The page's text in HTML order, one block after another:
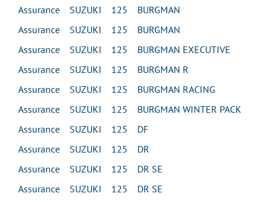
Assurance SUZUKI 125 BURGMAN
Assurance SUZUKI 125 BURGMAN
Assurance SUZUKI 125 BURGMAN EXECUTIVE
Assurance SUZUKI 125 BURGMAN R
Assurance SUZUKI 125 BURGMAN RACING
Assurance SUZUKI 125 BURGMAN WINTER PACK
Assurance SUZUKI 125 DF
Assurance SUZUKI 125 DR
Assurance SUZUKI 125 DR SE
Assurance SUZUKI 125 DR SE